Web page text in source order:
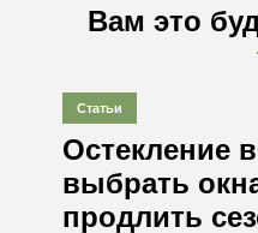
Вам это
Статьи
Остекление
выбрать
продлить